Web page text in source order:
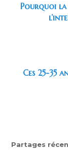
Pourquoi la
Ces 25-35
Partages